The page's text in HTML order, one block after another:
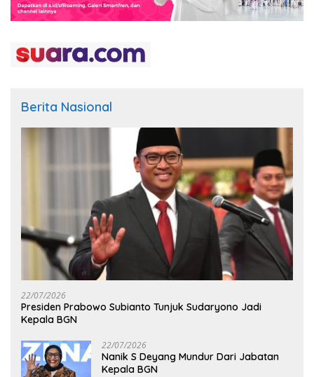
Berita Nasional
22/07/2026
Presiden Prabowo Subianto Tunjuk Sudaryono Jadi
Kepala BGN
22/07/2026
Nanik S Deyang Mundur Dari Jabatan
Kepala BGN